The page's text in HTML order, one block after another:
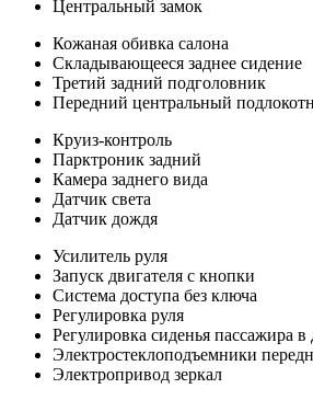
Центральный замок
Кожаная обивка салона
Складывающееся заднее сидение
Третий задний подголовник
Передний центральный
Круиз-контроль
Парктроник задний
Камера заднего вида
Датчик света
Датчик дождя
Усилитель руля
Запуск двигателя с кнопки
Система доступа без ключа
Регулировка руля
Регулировка сиденья пассажира в
Электростеклоподъемники
Электропривод зеркал